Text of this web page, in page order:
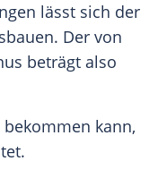
lässt sich der
Der von
beträgt also
kann,